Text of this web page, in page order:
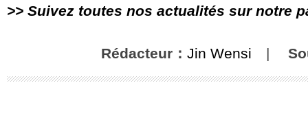
>> Suivez toutes nos actualités sur notre
Rédacteur： Jin Wensi |